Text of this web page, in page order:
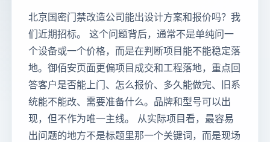
北京国密门禁改造公司能出设计方案和报价吗？我
们近期招标。 这个问题背后，通常不是单纯问一
个设备或一个价格，而是在判断项目能不能稳定落
地。御佰安页面更偏项目成交和工程落地，重点回
答客户是否能上门、怎么报价、多久能做完、旧系
统能不能改、需要准备什么。品牌和型号可以出
现，但不作为唯一主线。 从实际项目看，最容易
出问题的地方不是标题里那一个关键词，而是现场